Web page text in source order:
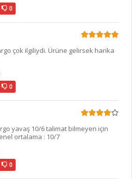
0
çok ilgiliydi. Ürüne gelirsek harika
0
yavaş 10/6 talimat bilmeyen için
ortalama : 10/7
0